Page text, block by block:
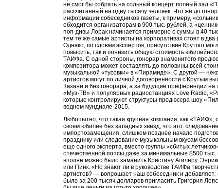
не смог бы собрать на сольный концерт полный зал
рассчитанный на одну тысячу человек. Что же до
информации собеседников газеты, к примеру,
обходится организаторам в 900 тыс. рублей, а
поп-дивы Лорак начинается примерно с суммы в 40
тем те же самые артисты на корпоративах стоят в два
Однако, по словам экспертов, присутствие Крутого
повысить, так и понизить общую стоимость
ТАИФа. С одной стороны, гонорар знаменитого
композитора может составлять до половины всей
музыкальной «тусовки» в «Пирамиде». С другой —
артистов могут по личной договоренности с Крутым
Казани и без гонорара, а за будущие преференции на
«Муз-ТВ» и популярных радиостанциях Love Radio,
которые контролируют структуры продюсера шоу
водном мундиале-2015.
Любопытно, что такая крупная компания, как «ТАИФ»,
своем юбилее без западных звезд, что это:
импортозамещения, слишком позднее начало
празднику или следование музыкальным вкусам
еще одного эксперта, вместо группы «сбитых
отечественной попсы даже за минимальные $500 тыс.
вполне можно было заманить Кристину Агилеру,
или Пинк. «Но знают ли в руководстве ТАИФа
артистов? — вопрошает наш собеседник и
было за 200 тысяч долларов пригласить Григория